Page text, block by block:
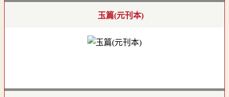
玉篇(元刊本)